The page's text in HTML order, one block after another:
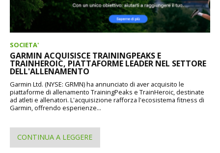
SOCIETA'
GARMIN ACQUISISCE TRAININGPEAKS E
TRAINHEROIC, PIATTAFORME LEADER NEL SETTORE
DELL'ALLENAMENTO
Garmin Ltd. (NYSE: GRMN) ha annunciato di aver acquisito le
piattaforme di allenamento TrainingPeaks e TrainHeroic, destinate
ad atleti e allenatori. L'acquisizione rafforza l'ecosistema fitness di
Garmin, offrendo esperienze...
CONTINUA A LEGGERE